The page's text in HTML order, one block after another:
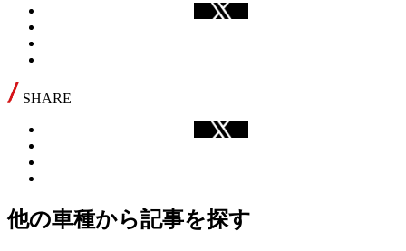
SHARE
他の車種から記事を探す